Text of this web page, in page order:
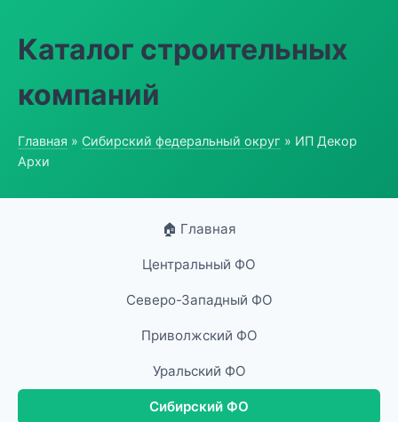
Каталог строительных
компаний
Главная » Сибирский федеральный округ » ИП Декор
Архи
🏠 Главная
Центральный ФО
Северо-Западный ФО
Приволжский ФО
Уральский ФО
Сибирский ФО